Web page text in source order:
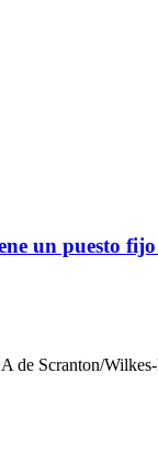
un puesto
Scranton/